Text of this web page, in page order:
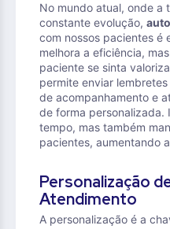
No mundo atual, onde a
constante evolução,
com nossos pacientes é
melhora a eficiência,
paciente se sinta
permite enviar
de acompanhamento e
de forma personalizada.
tempo, mas também
pacientes, aumentando
Personalização
Atendimento
A personalização é a